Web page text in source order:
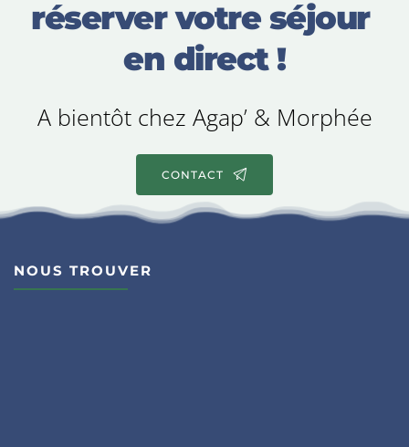
réserver votre séjour
en direct !
A bientôt chez Agap’ & Morphée
CONTACT
NOUS TROUVER